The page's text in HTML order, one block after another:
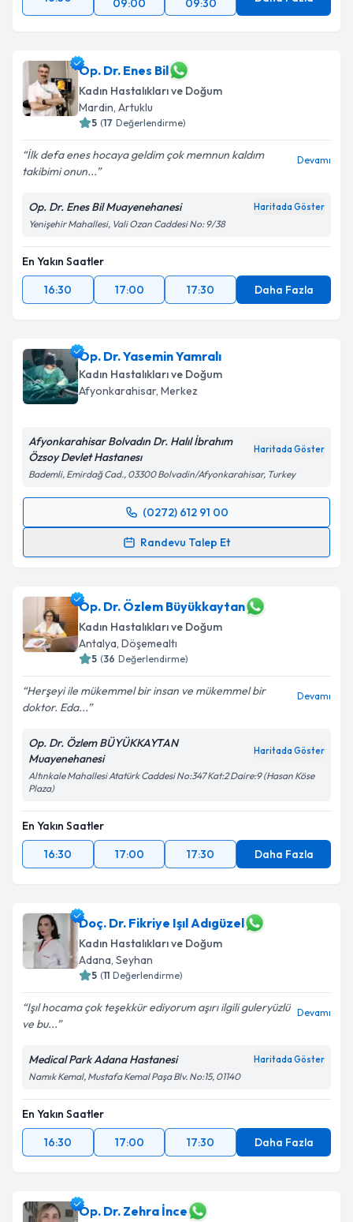
09:00 09:30
Op. Dr. Enes Bil
Kadın Hastalıkları ve Doğum
Mardin, Artuklu
5 (17 Değerlendirme)
İlk defa enes hocaya geldim çok memnun kaldım
takibimi onun...
Devamı
Op. Dr. Enes Bil Muayenehanesi Haritada Göster
Yenişehir Mahallesi, Vali Ozan Caddesi No: 9/38
En Yakın Saatler
16:30
17:00 17:30 Daha Fazla
Op. Dr. Yasemin Yamralı
Kadın Hastalıkları ve Doğum
Afyonkarahisar, Merkez
Afyonkarahisar Bolvadın Dr. Halıl İbrahım
Özsoy Devlet Hastanesı
Haritada Göster
Bademli, Emirdağ Cad., 03300 Bolvadin/Afyonkarahisar, Turkey
(0272) 612 91 00
Randevu Talep Et
Randevu Takvimi Talebi
takvim hazırlandığında e-posta ile bilgilendireceğiz.
E-posta Adresiniz
Kişisel verilerimin işlenmesine ilişkin
kapsamda işlenmesini kabul ediyorum.
Op. Dr. Özlem Büyükkaytan
Kadın Hastalıkları ve Doğum
Antalya, Döşemealtı
5 (36 Değerlendirme)
Herşeyi ile mükemmel bir insan ve mükemmel bir
doktor. Eda...
Devamı
Op. Dr. Özlem BÜYÜKKAYTAN
Muayenehanesi
Haritada Göster
Altınkale Mahallesi Atatürk Caddesi No:347 Kat:2 Daire:9 (Hasan Köse
Plaza)
En Yakın Saatler
16:30
17:00 17:30 Daha Fazla
Doç. Dr. Fikriye Işıl Adıgüzel
Kadın Hastalıkları ve Doğum
Adana, Seyhan
5 (11 Değerlendirme)
Işıl hocama çok teşekkür ediyorum aşırı ilgili guleryüzlü
ve bu...
Devamı
Medical Park Adana Hastanesi Haritada Göster
Namık Kemal, Mustafa Kemal Paşa Blv. No:15, 01140
En Yakın Saatler
16:30
17:00 17:30 Daha Fazla
Op. Dr. Zehra İnce